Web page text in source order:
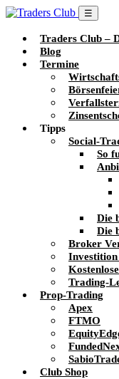
☰
Traders Club –
Blog
Termine
Tipps
Social-
So
Die
Die
Broker
Trading-
Prop-Trading
Apex
FTMO
Club Shop